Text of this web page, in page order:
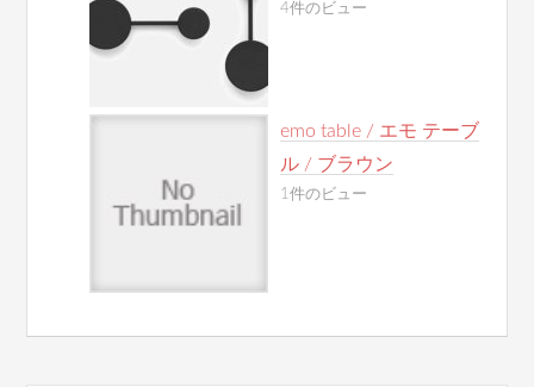
4件のビュー
emo table / エモ テーブ
ル / ブラウン
1件のビュー